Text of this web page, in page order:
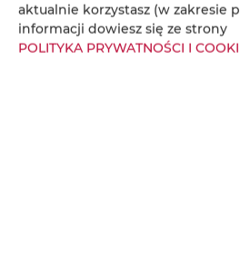
miejsc: 2
Cena już od 322,64 zł
aktualnie korzystasz (w zakresie
informacji dowiesz się ze strony
POLITYKA PRYWATNOŚCI I